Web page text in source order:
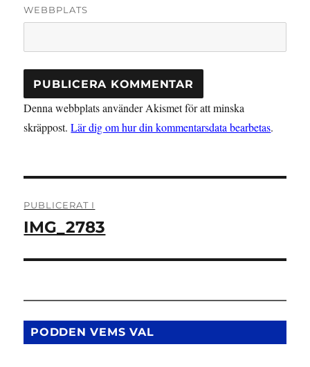
WEBBPLATS
Denna webbplats använder Akismet för att minska
skräppost.Lär dig om hur din kommentarsdata bearbetas.
PUBLICERAT I
IMG_2783
PODDEN VEMS VAL